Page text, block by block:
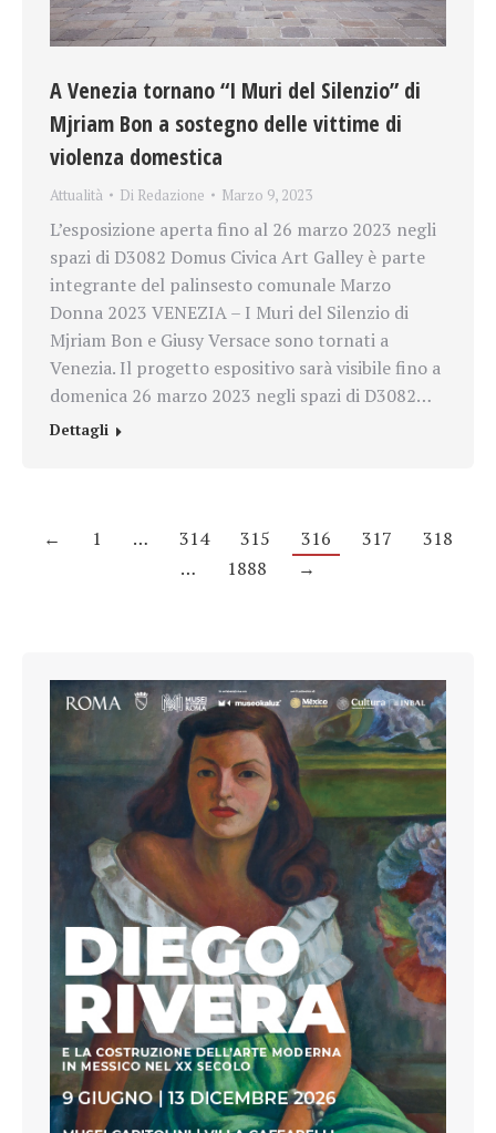
A Venezia tornano “I Muri del Silenzio” di
Mjriam Bon a sostegno delle vittime di
violenza domestica
Attualità Di Redazione Marzo 9, 2023
L’esposizione aperta fino al 26 marzo 2023 negli
spazi di D3082 Domus Civica Art Galley è parte
integrante del palinsesto comunale Marzo
Donna 2023 VENEZIA – I Muri del Silenzio di
Mjriam Bon e Giusy Versace sono tornati a
Venezia. Il progetto espositivo sarà visibile fino a
domenica 26 marzo 2023 negli spazi di D3082…
Dettagli
← 1 … 314 315 316 317
318
…
1888 →